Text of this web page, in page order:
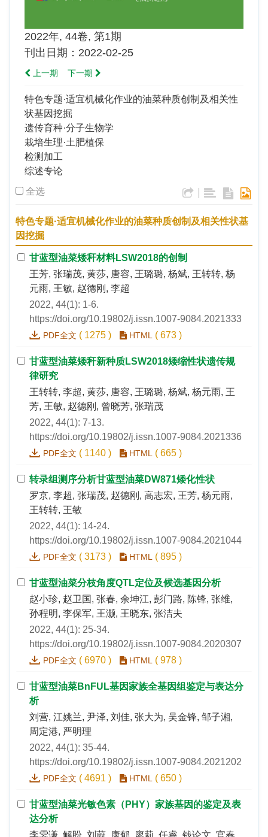
2022年, 44卷, 第1期
刊出日期：2022-02-25
上一期 下一期
特色专题·适宜机械化作业的油菜种质创制及相关性
状基因挖掘
遗传育种·分子生物学
栽培生理·土肥植保
检测加工
综述专论
全选
特色专题·适宜机械化作业的油菜种质创制及相关性状基
因挖掘
甘蓝型油菜矮秆材料LSW2018的创制
王芳, 张瑞茂, 黄莎, 唐容, 王璐璐, 杨斌, 王转转, 杨
元雨, 王敏, 赵德刚, 李超
2022, 44(1): 1-6.
https://doi.org/10.19802/j.issn.1007-9084.2021333
PDF全文 ( 1275 ) HTML ( 673 )
甘蓝型油菜矮秆新种质LSW2018矮缩性状遗传规
律研究
王转转, 李超, 黄莎, 唐容, 王璐璐, 杨斌, 杨元雨, 王
芳, 王敏, 赵德刚, 曾晓芳, 张瑞茂
2022, 44(1): 7-13.
https://doi.org/10.19802/j.issn.1007-9084.2021336
PDF全文 ( 1140 ) HTML ( 665 )
转录组测序分析甘蓝型油菜DW871矮化性状
罗京, 李超, 张瑞茂, 赵德刚, 高志宏, 王芳, 杨元雨,
王转转, 王敏
2022, 44(1): 14-24.
https://doi.org/10.19802/j.issn.1007-9084.2021044
PDF全文 ( 3173 ) HTML ( 895 )
甘蓝型油菜分枝角度QTL定位及候选基因分析
赵小珍, 赵卫国, 张春, 余坤江, 彭门路, 陈锋, 张维,
孙程明, 李保军, 王灏, 王晓东, 张洁夫
2022, 44(1): 25-34.
https://doi.org/10.19802/j.issn.1007-9084.2020307
PDF全文 ( 6970 ) HTML ( 978 )
甘蓝型油菜BnFUL基因家族全基因组鉴定与表达分
析
刘营, 江姚兰, 尹泽, 刘佳, 张大为, 吴金锋, 邹子湘,
周定港, 严明理
2022, 44(1): 35-44.
https://doi.org/10.19802/j.issn.1007-9084.2021202
PDF全文 ( 4691 ) HTML ( 650 )
甘蓝型油菜光敏色素（PHY）家族基因的鉴定及表
达分析
李雯谦, 解盼, 刘蔚, 康郁, 廖莉, 任睿, 钱论文, 官春